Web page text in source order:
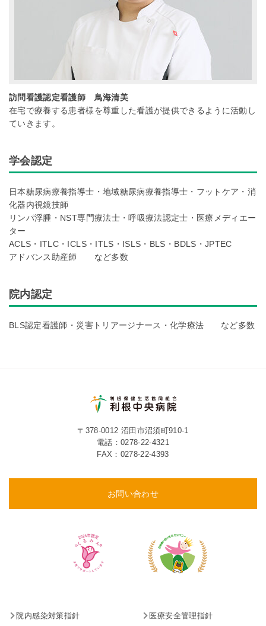
訪問看護認定看護師 鳥海清美
在宅で療養する患者様を尊重した看護が提供できるように活動し
ていきます。
学会認定
日本糖尿病療養指導士・地域糖尿病療養指導士・フットケア・消
化器内視鏡技師
リンパ浮腫・NST専門療法士・呼吸療法認定士・医療メディエー
ター
ACLS・ITLC・ICLS・ITLS・ISLS・BLS・BDLS・JPTEC
アドバンス助産師 など多数
院内認定
BLS認定看護師・災害トリアージナース・化学療法 など多数
〒378-0012 沼田市沼須町910-1
電話： 0278-22-4321
FAX：0278-22-4393
お問い合わせ
院内感染対策指針 医療安全管理指針